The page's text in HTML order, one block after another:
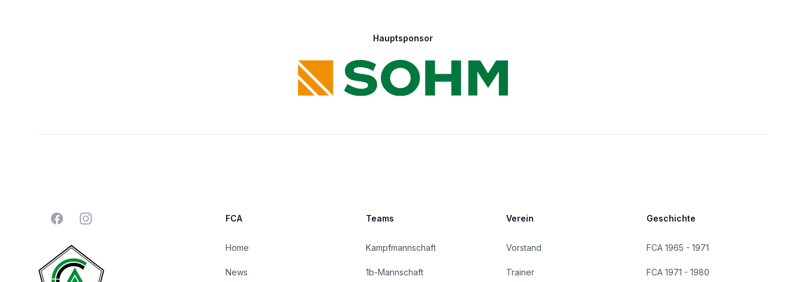
Hauptsponsor
FacebookInstagram FCA
Home
News
Teams
Kampfmannschaft
1b-Mannschaft
Verein
Vorstand
Trainer
Geschichte
FCA 1965 - 1971
FCA 1971 - 1980